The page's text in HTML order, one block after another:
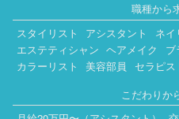
職種から
スタイリスト
アシスタント ネイ
エステティシャン ヘアメイク ブ
カラーリスト
美容部員
セラピス
こだわりか